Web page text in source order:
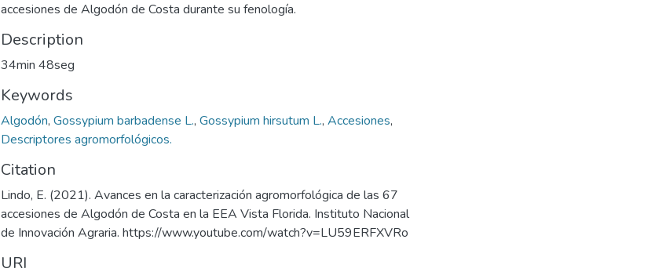
accesiones de Algodón de Costa durante su fenología.
Description
34min 48seg
Keywords
Algodón, Gossypium barbadense L., Gossypium hirsutum L., Accesiones,
Descriptores agromorfológicos.
Citation
Lindo, E. (2021). Avances en la caracterización agromorfológica de las 67
accesiones de Algodón de Costa en la EEA Vista Florida. Instituto Nacional
de Innovación Agraria. https://www.youtube.com/watch?v=LU59ERFXVRo
URI